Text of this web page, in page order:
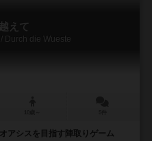
えて
Durch die Wueste
アシスを目指す陣取りゲーム